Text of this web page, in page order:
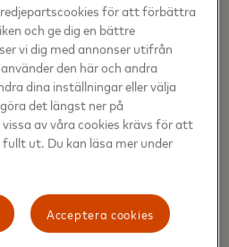
Lighthouse FINITIV för
till övergripande
lösning för handel med
värdepapper.Bislabvann
Partisiaden danska.
sig till fintech-startups i
fokuserar på att skapa
höstens program av
för att förbättra
och ge dig en bättre
vi dig med annonser utifrån
den här och andra
dina inställningar eller välja
det längst ner på
av våra cookies krävs för att
ut. Du kan läsa mer under
Acceptera cookies